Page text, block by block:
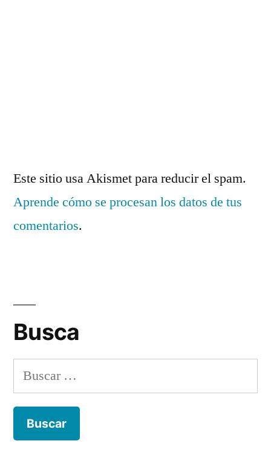
Este sitio usa Akismet para reducir el spam.
Aprende cómo se procesan los datos de tus
comentarios.
Busca
Buscar: